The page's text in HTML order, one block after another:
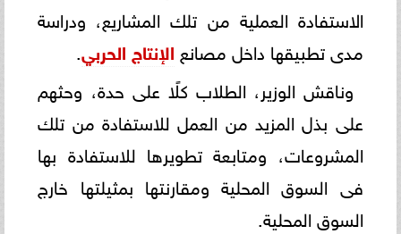
الاستفادة العملية من تلك المشاريع، ودراسة
مدى تطبيقها داخل مصانع الإنتاج الحربي.
وناقش الوزير، الطلاب كلًا على حدة، وحثهم
على بذل المزيد من العمل للاستفادة من تلك
المشروعات، ومتابعة تطويرها للاستفادة بها
فى السوق المحلية ومقارنتها بمثيلتها خارج
السوق المحلية.